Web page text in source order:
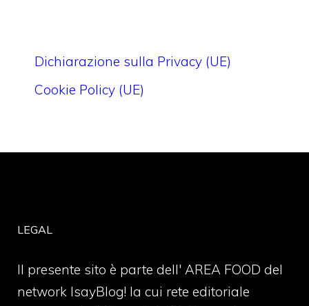
Dichiarazione sulla Privacy (UE)
Cookie Policy (UE)
LEGAL
Il presente sito è parte dell' AREA FOOD del
network IsayBlog! la cui rete editoriale